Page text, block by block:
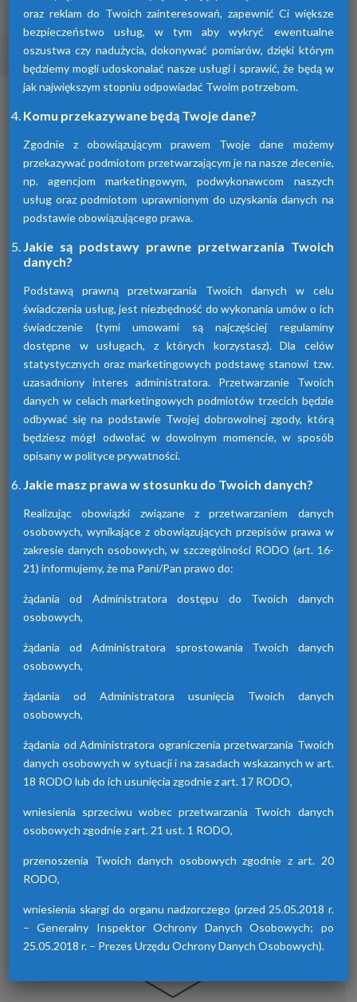
Osuszacze ziębnicze
To inaczej osuszacze kondensacyjne
osuszające powietrze poprzez jego
schłodzenie i wykroplenie kondensatu.
Urządzenia te spełniają wszelkie normy i
oczekiwania klientów.
Osuszacze adsorpcyjne
Urządzenia te przyczyniają się do osuszania
powietrza za pomocą adsorpcji wilgoci. Są
dostępne w różnych seriach. Każda z nich
Osuszacze hybrydowe z serii HDB
osuszacza ziębniczego i adsorpcyjnego,
wyróżniają się niskimi kosztami eksploatacji,
możliwością wyboru trybu pracy lato/zima
oraz reklam do Twoich zainteresowań, zapewnić Ci większe
bezpieczeństwo usług, w tym aby wykryć ewentualne
oszustwa czy nadużycia, dokonywać pomiarów, dzięki którym
będziemy mogli udoskonalać nasze usługi i sprawić, że będą w
jak największym stopniu odpowiadać Twoim potrzebom.
Komu przekazywane będą Twoje dane?
Zgodnie z obowiązującym prawem Twoje dane możemy
przekazywać podmiotom przetwarzającym je na nasze zlecenie,
np. agencjom marketingowym, podwykonawcom naszych
usług oraz podmiotom uprawnionym do uzyskania danych na
podstawie obowiązującego prawa.
Jakie są podstawy prawne przetwarzania Twoich
danych?
Podstawą prawną przetwarzania Twoich danych w celu
świadczenia usług, jest niezbędność do wykonania umów o ich
świadczenie (tymi umowami są najczęściej regulaminy
dostępne w usługach, z których korzystasz). Dla celów
statystycznych oraz marketingowych podstawę stanowi tzw.
uzasadniony interes administratora. Przetwarzanie Twoich
danych w celach marketingowych podmiotów trzecich będzie
odbywać się na podstawie Twojej dobrowolnej zgody, którą
będziesz mógł odwołać w dowolnym momencie, w sposób
opisany w polityce prywatności.
Jakie masz prawa w stosunku do Twoich danych?
Realizując obowiązki związane z przetwarzaniem danych
osobowych, wynikające z obowiązujących przepisów prawa w
zakresie danych osobowych, w szczególności RODO (art. 16-
21) informujemy, że ma Pani/Pan prawo do:
żądania od Administratora dostępu do Twoich danych
osobowych,
żądania od Administratora sprostowania Twoich danych
osobowych,
żądania od Administratora usunięcia Twoich danych
osobowych,
żądania od Administratora ograniczenia przetwarzania Twoich
danych osobowych w sytuacji i na zasadach wskazanych w art.
18 RODO lub do ich usunięcia zgodnie z art. 17 RODO,
wniesienia sprzeciwu wobec przetwarzania Twoich danych
osobowych zgodnie z art. 21 ust. 1 RODO,
przenoszenia Twoich danych osobowych zgodnie z art. 20
RODO,
wniesienia skargi do organu nadzorczego (przed 25.05.2018 r.
– Generalny Inspektor Ochrony Danych Osobowych; po
25.05.2018 r. – Prezes Urzędu Ochrony Danych Osobowych).